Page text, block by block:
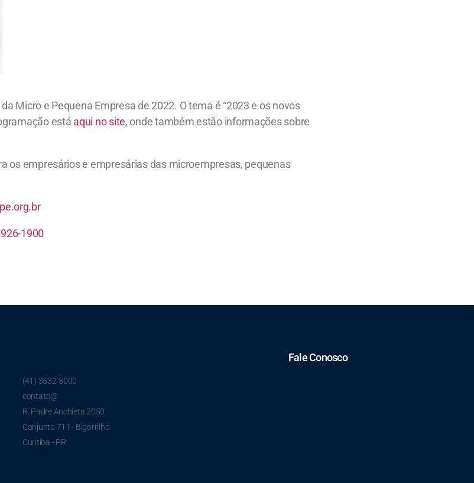
Micro e Pequena Empresa de 2022. O tema é “2023 e os novos
está aqui no site, onde também estão informações sobre
os empresários e empresárias das microempresas, pequenas
1900
Fale Conosco
(41) 3532-5000
contato@
R. Padre Anchieta 2050
Conjunto 711 - Bigorrilho
Curitiba - PR